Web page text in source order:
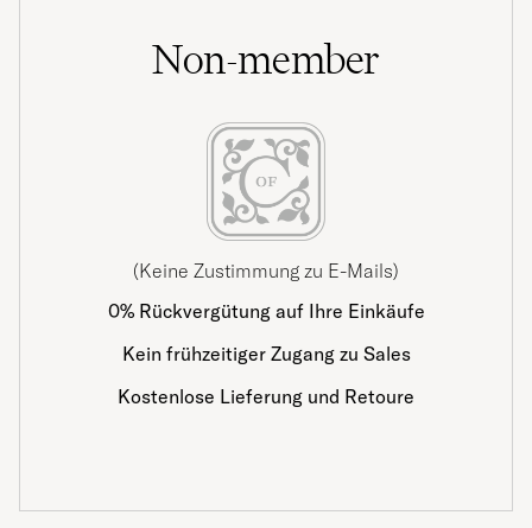
Non-member
(Keine Zustimmung zu E-Mails)
0% Rückvergütung auf Ihre Einkäufe
Kein frühzeitiger Zugang zu Sales
Kostenlose Lieferung und Retoure